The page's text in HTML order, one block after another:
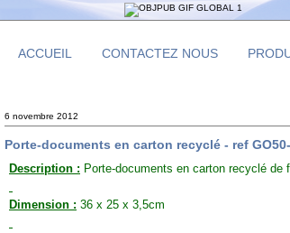
ACCUEIL CONTACTEZ NOUS
6 novembre 2012
Porte-documents en carton recyclé - ref
Description : Porte-documents en carton recyclé de
Dimension : 36 x 25 x 3,5cm